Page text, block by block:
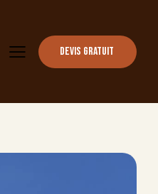
Devis gratuit